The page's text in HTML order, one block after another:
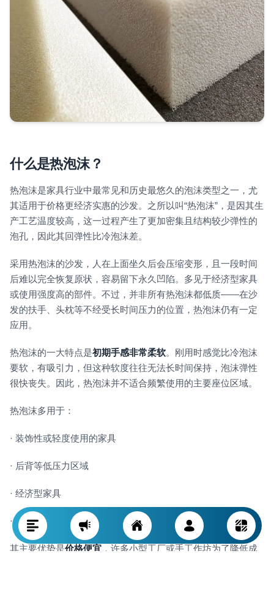
什么是热泡沫？
热泡沫是家具行业中最常见和历史最悠久的泡沫类型之一，尤
其适用于价格更经济实惠的沙发。之所以叫“热泡沫”，是因其生
产工艺温度较高，这一过程产生了更加密集且结构较少弹性的
泡孔，因此其回弹性比冷泡沫差。
采用热泡沫的沙发，人在上面坐久后会压缩变形，且一段时间
后难以完全恢复原状，容易留下永久凹陷。多见于经济型家具
或使用强度高的部件。不过，并非所有热泡沫都低质——在沙
发的扶手、头枕等不经受长时间压力的位置，热泡沫仍有一定
应用。
热泡沫的一大特点是初期手感非常柔软。刚用时感觉比冷泡沫
要软，有吸引力，但这种软度往往无法长时间保持，泡沫弹性
很快丧失。因此，热泡沫并不适合频繁使用的主要座位区域。
热泡沫多用于：
· 装饰性或轻度使用的家具
· 后背等低压力区域
· 经济型家具
· 价格敏感型产品
其主要优势是价格便宜 ，许多小型工厂或手工作坊为了降低成